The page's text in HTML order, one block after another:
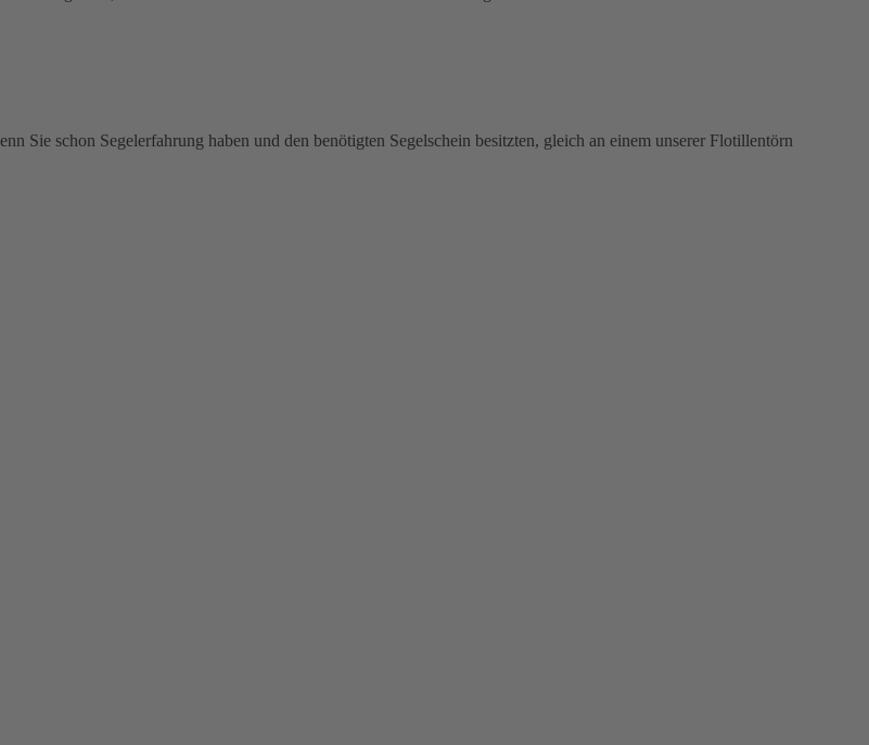
Sie schon Segelerfahrung haben und den benötigten Segelschein besitzten, gleich an einem unserer Flotillentörn